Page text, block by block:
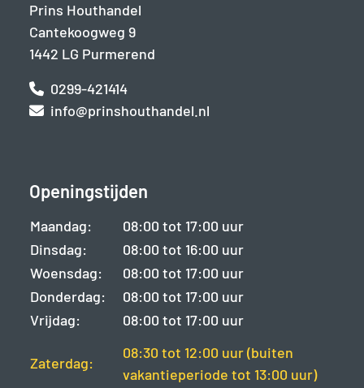
Prins Houthandel
Cantekoogweg 9
1442 LG Purmerend
0299-421414
info@prinshouthandel.nl
Openingstijden
Maandag:
08:00 tot 17:00 uur
Dinsdag:
08:00 tot 16:00 uur
Woensdag:
08:00 tot 17:00 uur
Donderdag:
08:00 tot 17:00 uur
Vrijdag:
08:00 tot 17:00 uur
Zaterdag:
08:30 tot 12:00 uur (buiten
vakantieperiode tot 13:00 uur)